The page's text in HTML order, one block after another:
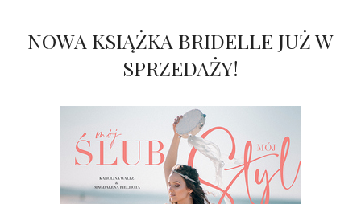
NOWA KSIĄŻKA BRIDELLE JUŻ W
SPRZEDAŻY!